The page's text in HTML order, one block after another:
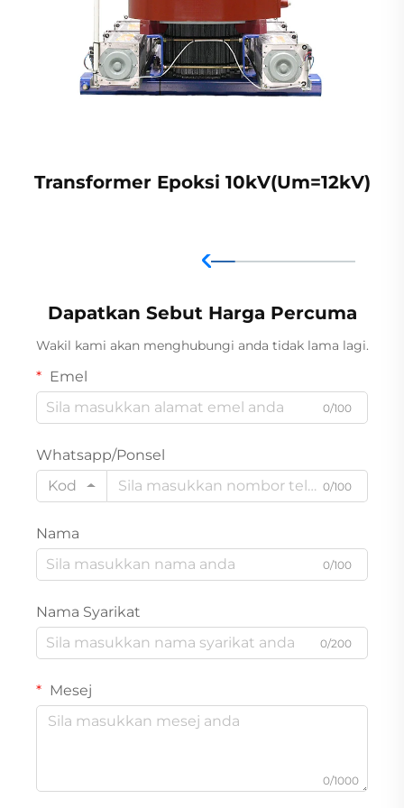
Transformer Epoksi 10kV(Um=12kV)
Dapatkan Sebut Harga Percuma
Wakil kami akan menghubungi anda tidak lama lagi.
Emel
0/100
Whatsapp/Ponsel
Kod
0/100
Nama
0/100
Nama Syarikat
0/200
Mesej
0/1000